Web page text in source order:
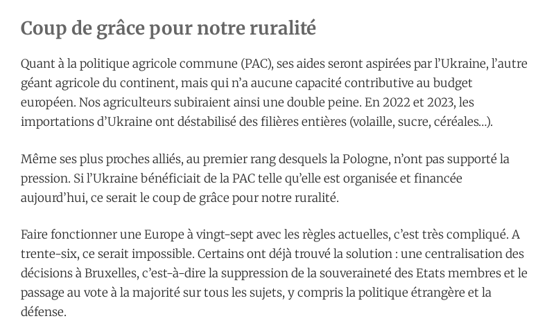
Coup de grâce pour notre ruralité
Quant à la politique agricole commune (PAC), ses aides seront aspirées par l’Ukraine, l’autre
géant agricole du continent, mais qui n’a aucune capacité contributive au budget
européen. Nos agriculteurs subiraient ainsi une double peine. En 2022 et 2023, les
importations d’Ukraine ont déstabilisé des filières entières (volaille, sucre, céréales…).
Même ses plus proches alliés, au premier rang desquels la Pologne, n’ont pas supporté la
pression. Si l’Ukraine bénéficiait de la PAC telle qu’elle est organisée et financée
aujourd’hui, ce serait le coup de grâce pour notre ruralité.
Faire fonctionner une Europe à vingt-sept avec les règles actuelles, c’est très compliqué. A
trente-six, ce serait impossible. Certains ont déjà trouvé la solution : une centralisation des
décisions à Bruxelles, c’est-à-dire la suppression de la souveraineté des Etats membres et le
passage au vote à la majorité sur tous les sujets, y compris la politique étrangère et la
défense.